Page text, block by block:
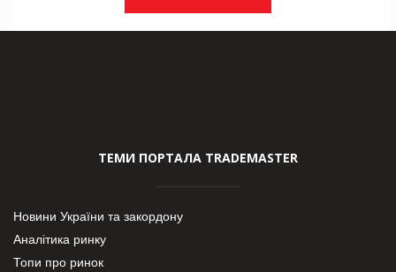
ТЕМИ ПОРТАЛА TRADEMASTER
Новини України та закордону
Аналітика ринку
Топи про ринок